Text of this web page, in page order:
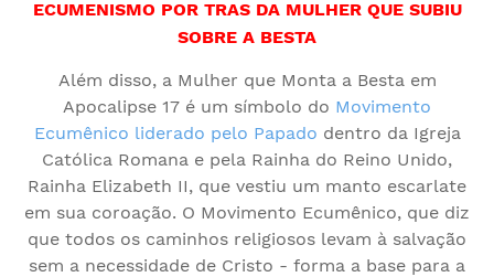
ECUMENISMO POR TRAS DA MULHER QUE SUBIU
SOBRE A BESTA
Além disso, a Mulher que Monta a Besta em
Apocalipse 17 é um símbolo do Movimento
Ecumênico liderado pelo Papado dentro da Igreja
Católica Romana e pela Rainha do Reino Unido,
Rainha Elizabeth II, que vestiu um manto escarlate
em sua coroação. O Movimento Ecumênico, que diz
que todos os caminhos religiosos levam à salvação
sem a necessidade de Cristo - forma a base para a